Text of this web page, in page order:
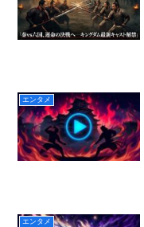
エンタメ
エンタメ